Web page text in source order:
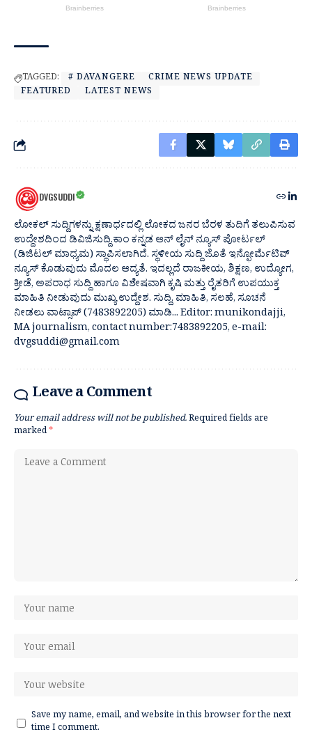
TAGGED: # DAVANGERE
CRIME NEWS UPDATE
FEATURED
LATEST NEWS
DVGSUDDI
ಲೋಕಲ್ ಸುದ್ದಿಗಳನ್ನು ಕ್ಷಣಾರ್ಧದಲ್ಲಿ ಲೋಕದ ಜನರ ಬೆರಳ ತುದಿಗೆ ತಲುಪಿಸುವ
ಉದ್ದೇಶದಿಂದ ಡಿವಿಜಿಸುದ್ದಿ.ಕಾಂ ಕನ್ನಡ ಆನ್ ಲೈನ್ ನ್ಯೂಸ್ ಪೋರ್ಟಲ್
(ಡಿಜಿಟಲ್ ಮಾಧ್ಯಮ) ಸ್ಥಾಪಿಸಲಾಗಿದೆ. ಸ್ಥಳೀಯ ಸುದ್ದಿ ಜೊತೆ ಇನ್ಫೋರ್ಮೆಟಿವ್
ನ್ಯೂಸ್ ಕೊಡುವುದು ಮೊದಲ ಆದ್ಯತೆ. ಇದಲ್ಲದೆ ರಾಜಕೀಯ, ಶಿಕ್ಷಣ, ಉದ್ಯೋಗ,
ಕ್ರೀಡೆ, ಅಪರಾಧ ಸುದ್ದಿ ಹಾಗೂ ವಿಶೇಷವಾಗಿ ಕೃಷಿ ಮತ್ತು ರೈತರಿಗೆ ಉಪಯುಕ್ತ
ಮಾಹಿತಿ ನೀಡುವುದು ಮುಖ್ಯ ಉದ್ದೇಶ. ಸುದ್ದಿ, ಮಾಹಿತಿ, ಸಲಹೆ, ಸೂಚನೆ
ನೀಡಲು ವಾಟ್ಸಾಪ್ (7483892205) ಮಾಡಿ... Editor: munikondajji,
MA journalism, contact number:7483892205, e-mail:
dvgsuddi@gmail.com
Leave a Comment
Your email address will not be published.Required fields are
marked*
Save my name, email, and website in this browser for the next
time I comment.